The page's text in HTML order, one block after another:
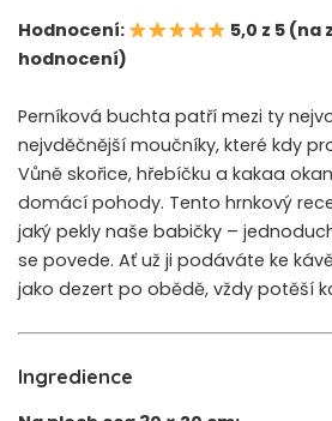
Hodnocení:
5,0 z 5 (na
hodnocení)
Perníková buchta patří mezi ty
nejvděčnější moučníky, které kdy
Vůně skořice, hřebíčku a kakaa
domácí pohody. Tento hrnkový
jaký pekly naše babičky –
se povede. Ať už ji podáváte ke
jako dezert po obědě, vždy potěší
Ingredience